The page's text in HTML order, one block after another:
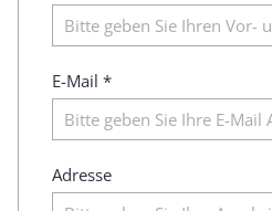
E-Mail *
Adresse